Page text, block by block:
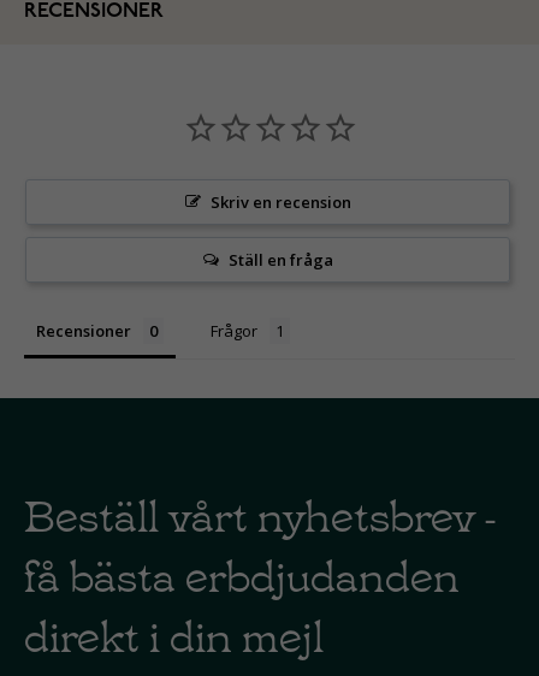
RECENSIONER
Skriv en recension
Ställ en fråga
Recensioner Frågor
Beställ vårt nyhetsbrev -
få bästa erbdjudanden
direkt i din mejl